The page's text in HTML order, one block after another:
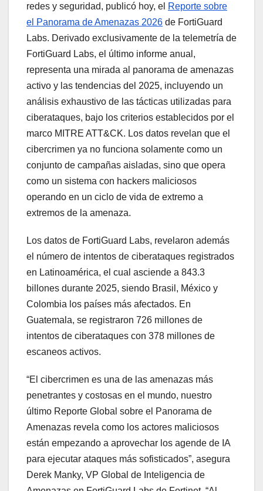
redes y seguridad, publicó hoy, el Reporte sobre
el Panorama de Amenazas 2026 de FortiGuard
Labs. Derivado exclusivamente de la telemetría de
FortiGuard Labs, el último informe anual,
representa una mirada al panorama de amenazas
activo y las tendencias del 2025, incluyendo un
análisis exhaustivo de las tácticas utilizadas para
ciberataques, bajo los criterios establecidos por el
marco MITRE ATT&CK. Los datos revelan que el
cibercrimen ya no funciona solamente como un
conjunto de campañas aisladas, sino que opera
como un sistema con hackers maliciosos
operando en un ciclo de vida de extremo a
extremos de la amenaza.
Los datos de FortiGuard Labs, revelaron además
el número de intentos de ciberataques registrados
en Latinoamérica, el cual asciende a 843.3
billones durante 2025, siendo Brasil, México y
Colombia los países más afectados. En
Guatemala, se registraron 726 millones de
intentos de ciberataques con 378 millones de
escaneos activos.
“El cibercrimen es una de las amenazas más
penetrantes y costosas en el mundo, nuestro
último Reporte Global sobre el Panorama de
Amenazas revela como los actores maliciosos
están empezando a aprovechar los agende de IA
para ejecutar ataques más sofisticados”, asegura
Derek Manky, VP Global de Inteligencia de